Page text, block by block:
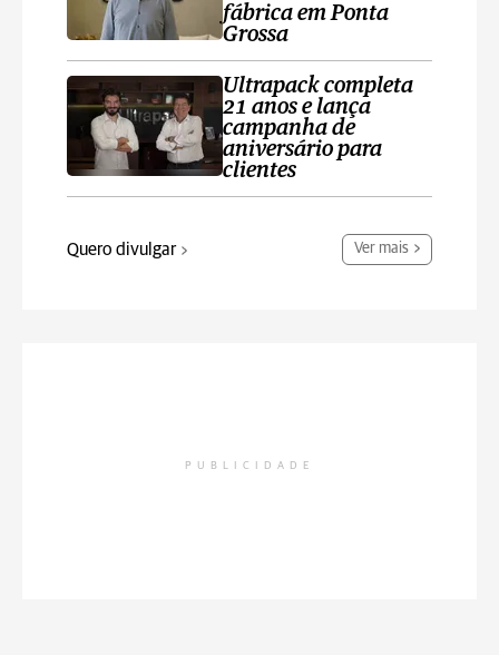
fábrica em Ponta
Grossa
Ultrapack completa
21 anos e lança
campanha de
aniversário para
clientes
Quero divulgar Ver mais
PUBLICIDADE